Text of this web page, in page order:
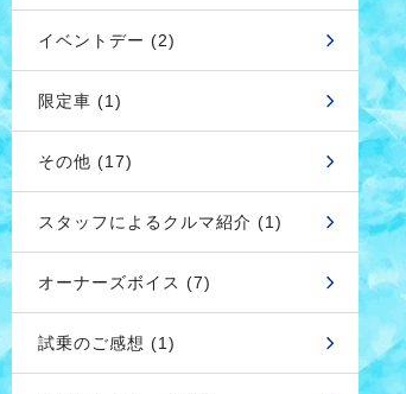
イベントデー (2)
限定車 (1)
その他 (17)
スタッフによるクルマ紹介 (1)
オーナーズボイス (7)
試乗のご感想 (1)